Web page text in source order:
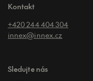
Kontakt
+420 244 404 304
innex@innex.cz
Sledujte nás